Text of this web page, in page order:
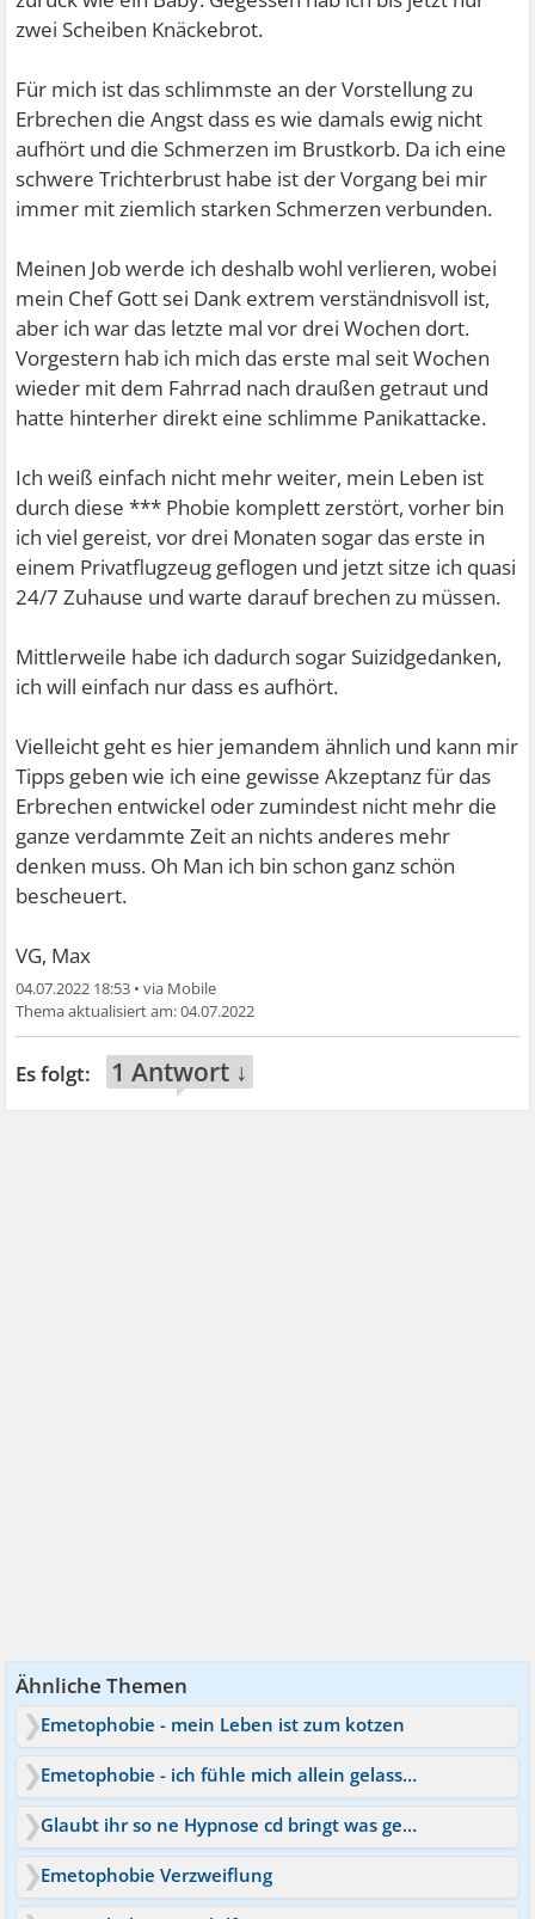
zwei Scheiben Knäckebrot.
Für mich ist das schlimmste an der Vorstellung zu
Erbrechen die Angst dass es wie damals ewig nicht
aufhört und die Schmerzen im Brustkorb. Da ich eine
schwere Trichterbrust habe ist der Vorgang bei mir
immer mit ziemlich starken Schmerzen verbunden.
Meinen Job werde ich deshalb wohl verlieren, wobei
mein Chef Gott sei Dank extrem verständnisvoll ist,
aber ich war das letzte mal vor drei Wochen dort.
Vorgestern hab ich mich das erste mal seit Wochen
wieder mit dem Fahrrad nach draußen getraut und
hatte hinterher direkt eine schlimme Panikattacke.
Ich weiß einfach nicht mehr weiter, mein Leben ist
durch diese *** Phobie komplett zerstört, vorher bin
ich viel gereist, vor drei Monaten sogar das erste in
einem Privatflugzeug geflogen und jetzt sitze ich quasi
24/7 Zuhause und warte darauf brechen zu müssen.
Mittlerweile habe ich dadurch sogar Suizidgedanken,
ich will einfach nur dass es aufhört.
Vielleicht geht es hier jemandem ähnlich und kann mir
Tipps geben wie ich eine gewisse Akzeptanz für das
Erbrechen entwickel oder zumindest nicht mehr die
ganze verdammte Zeit an nichts anderes mehr
denken muss. Oh Man ich bin schon ganz schön
bescheuert.
VG, Max
04.07.2022 18:53 •
04.07.2022
1 Antwort ↓
Ähnliche Themen
Emetophobie - mein Leben ist zum kotzen
Emetophobie - ich fühle mich allein gelassen
Glaubt ihr so ne Hypnose cd bringt was gegen schüchternheit?
Emetophobie Verzweiflung